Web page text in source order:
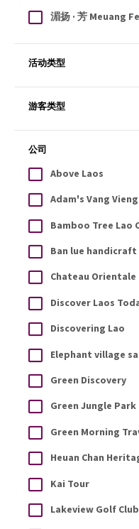
湄扬 · 芳 Meuang
活动类型
游客类型
公司
Above Laos
Adam's Vang
Bamboo Tree Lao
Ban lue handicraft
Chateau Orientale
Discover Laos
Discovering Lao
Elephant village
Green Discovery
Green Jungle Park
Green Morning
Heuan Chan
Kai Tour
Lakeview Golf